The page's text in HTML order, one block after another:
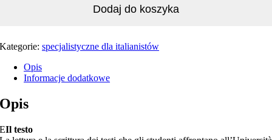
Dodaj do koszyka
Kategorie:specjalistyczne dla italianistów
Opis
Informacje dodatkowe
Opis
EIl testo